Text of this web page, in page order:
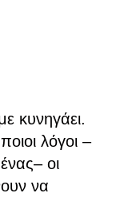
κυνηγάει.
λόγοι –
οι
να